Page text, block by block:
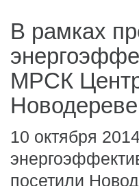
В рамках
МРСК
10 октября
посетили